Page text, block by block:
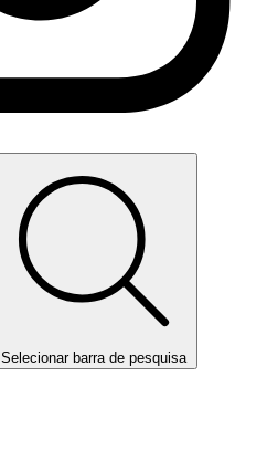
Selecionar barra de pesquisa